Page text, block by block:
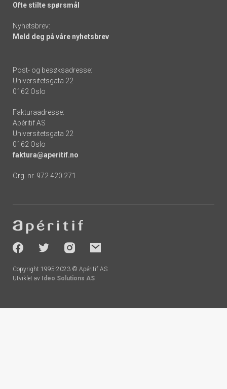
Ofte stilte spørsmål
Nyhetsbrev:
Meld deg på våre nyhetsbrev
Post- og besøksadresse:
Universitetsgata 22
0162 Oslo
Fakturaadresse:
Apéritif AS
Universitetsgata 22
0162 Oslo
faktura@aperitif.no
Org. nr. 972 420 271
-
socials
Copyright 1995-2023 © Apéritif AS
Utviklet av Ideo Solutions AS